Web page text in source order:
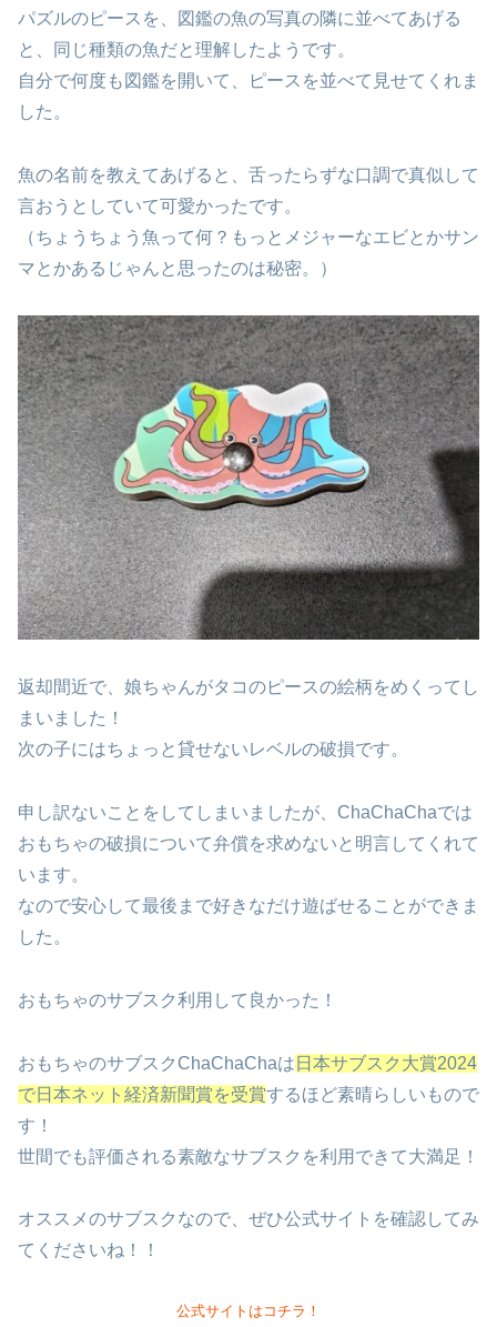
パズルのピースを、図鑑の魚の写真の隣に並べてあげる
と、同じ種類の魚だと理解したようです。
自分で何度も図鑑を開いて、ピースを並べて見せてくれま
した。
魚の名前を教えてあげると、舌ったらずな口調で真似して
言おうとしていて可愛かったです。
（ちょうちょう魚って何？もっとメジャーなエビとかサン
マとかあるじゃんと思ったのは秘密。）
返却間近で、娘ちゃんがタコのピースの絵柄をめくってし
まいました！
次の子にはちょっと貸せないレベルの破損です。
申し訳ないことをしてしまいましたが、ChaChaChaでは
おもちゃの破損について弁償を求めないと明言してくれて
います。
なので安心して最後まで好きなだけ遊ばせることができま
した。
おもちゃのサブスク利用して良かった！
おもちゃのサブスクChaChaChaは 日本サブスク大賞2024
で日本ネット経済新聞賞を受賞するほど素晴らしいもので
す！
世間でも評価される素敵なサブスクを利用できて大満足！
オススメのサブスクなので、ぜひ公式サイトを確認してみ
てくださいね！！
公式サイトはコチラ！